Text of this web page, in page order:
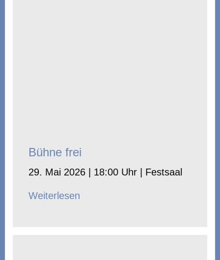
Bühne frei
29. Mai 2026 | 18:00 Uhr | Festsaal
Weiterlesen